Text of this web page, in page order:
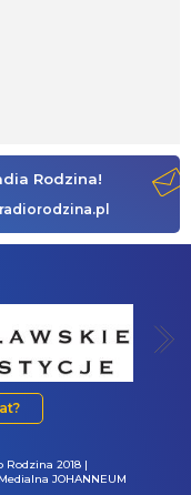
Rodzina!
Rodzina 2018 |
JOHANNEUM